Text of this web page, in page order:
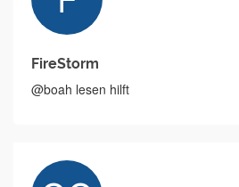
FireStorm
@boah lesen hilft